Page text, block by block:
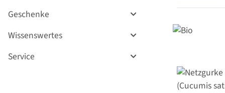
Geschenke
Wissenswertes
Service